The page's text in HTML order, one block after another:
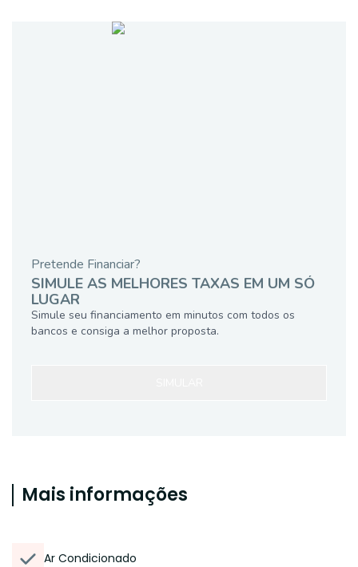
Pretende Financiar?
SIMULE AS MELHORES TAXAS EM UM SÓ
LUGAR
Simule seu financiamento em minutos com todos os
bancos e consiga a melhor proposta.
Mais informações
Ar Condicionado